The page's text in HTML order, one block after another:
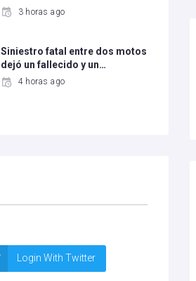
3 horas ago
Siniestro fatal entre dos motos
dejó un fallecido y un…
4 horas ago
Login With Twitter